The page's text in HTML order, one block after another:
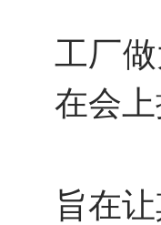
工厂
在会
旨在